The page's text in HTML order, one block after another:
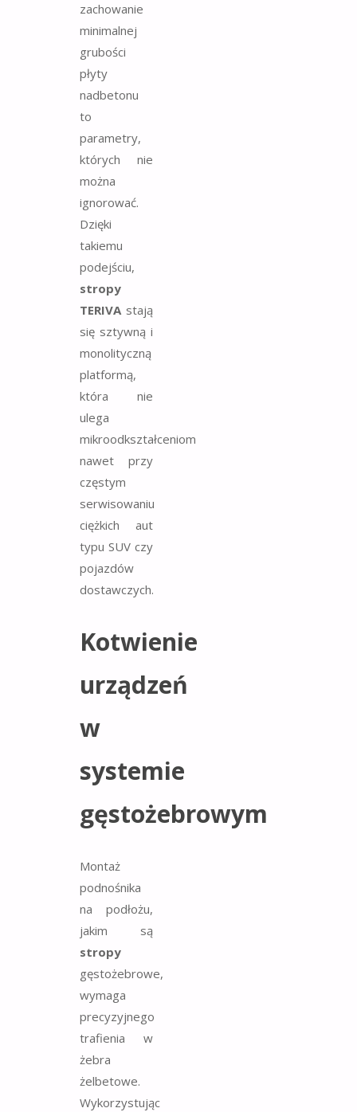
zachowanie
minimalnej
grubości
płyty
nadbetonu
to
parametry,
których nie
można
ignorować.
Dzięki
takiemu
podejściu,
stropy
TERIVAstają
się sztywną i
monolityczną
platformą,
która nie
ulega
mikroodkształceniom
nawet przy
częstym
serwisowaniu
ciężkich aut
typu SUV czy
pojazdów
dostawczych.
Kotwienie
urządzeń
w
systemie
gęstożebrowym
Montaż
podnośnika
na podłożu,
jakim są
stropy
gęstożebrowe,
wymaga
precyzyjnego
trafienia w
żebra
żelbetowe.
Wykorzystując